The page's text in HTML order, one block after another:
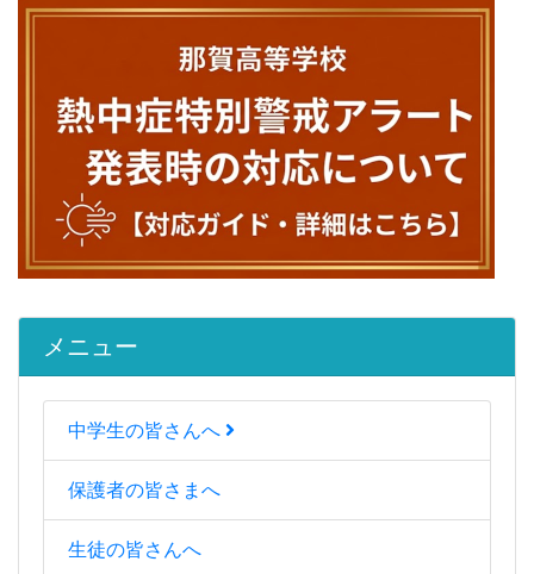
メニュー
中学生の皆さんへ
保護者の皆さまへ
生徒の皆さんへ